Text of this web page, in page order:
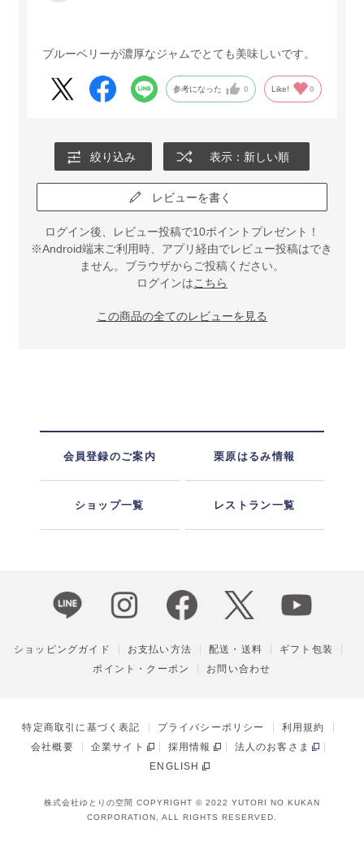
ブルーベリーが濃厚なジャムでとても美味しいです。
参考になった 0 Like! 0
絞り込み 表示：新しい順
レビューを書く
ログイン後、レビュー投稿で10ポイントプレゼント！
※Android端末ご利用時、アプリ経由でレビュー投稿はでき
ません。ブラウザからご投稿ください。
ログインはこちら
この商品の全てのレビューを見る
会員登録のご案内 栗原はるみ情報
ショップ一覧 レストラン一覧
ショッピングガイド お支払い方法 配送・送料
ギフト包装
ポイント・クーポン
お問い合わせ
特定商取引に基づく表記 プライバシーポリシー
利用規約
会社概要
企業サイト 採用情報
法人のお客さま
ENGLISH
株式会社ゆとりの空間 COPYRIGHT © 2022 YUTORI NO KUKAN
CORPORATION, ALL RIGHTS RESERVED.